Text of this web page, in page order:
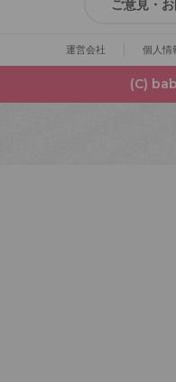
ご意見・
運営会社 個人情
(C)